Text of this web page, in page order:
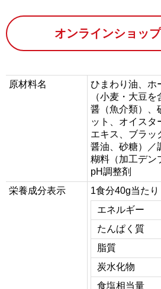
オンラインショッ
原材料名
ひまわり油、ホ
（小麦・大豆
醤（魚介類）、
ット、オイスタ
エキス、ブラッ
醤油、砂糖）／
糊料（加工デン
pH調整剤
栄養成分表示
1食分40g当たり
エネルギー
たんぱく質
脂質
炭水化物
食塩相当量